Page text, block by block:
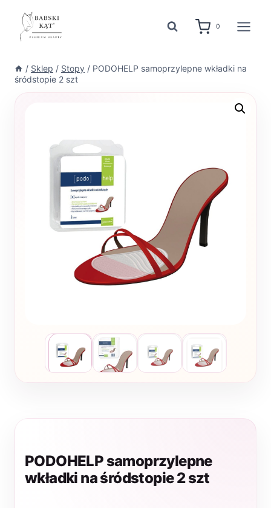
treści
0
/ Sklep / Stopy / PODOHELP samoprzylepne wkładki na
śródstopie 2 szt
PODOHELP samoprzylepne
wkładki na śródstopie 2 szt